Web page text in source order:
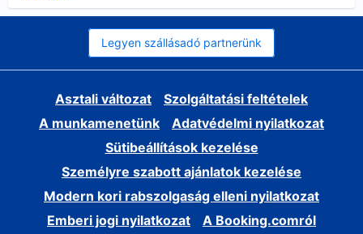
Legyen szállásadó partnerünk
Asztali változat
Szolgáltatási feltételek
A munkamenetünk
Adatvédelmi nyilatkozat
Sütibeállítások kezelése
Személyre szabott ajánlatok kezelése
Modern kori rabszolgaság elleni nyilatkozat
Emberi jogi nyilatkozat
A Booking.comról